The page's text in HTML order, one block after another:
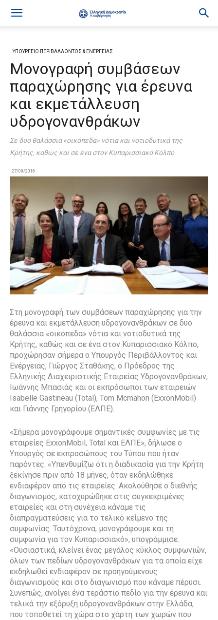
ΥΠΟΥΡΓΕΙΟ ΠΕΡΙΒΑΛΛΟΝΤΟΣ & ΕΝΕΡΓΕΙΑΣ
Μονογραφή συμβάσεων
παραχώρησης για έρευνα
και εκμετάλλευση
υδρογονανθράκων
Σε δυο θαλάσσια «οικόπεδα» νότια και νοτιοδυτικά της
Κρήτης, καθώς και σε ένα στον Κυπαρισσιακό Κόλπο
27/09/2018
Στη μονογραφή των συμβάσεων παραχώρησης για την
έρευνα και εκμετάλλευση υδρογονανθράκων σε δυο
θαλάσσια «οικόπεδα» νότια και νοτιοδυτικά της
Κρήτης, καθώς και σε ένα στον Κυπαρισσιακό Κόλπο,
προχώρησαν σήμερα ο Υπουργός Περιβάλλοντος και
Ενέργειας, Γιώργος Σταθάκης, ο Πρόεδρος της
Ελληνικής Διαχειριστικής Εταιρείας Υδρογονανθράκων,
Ιωάννης Μπασιάς και οι εκπρόσωποι των εταιρειών
Isabelle Gastineau (Total), Tom Mcmahon (ExxonMobil)
και Γιάννης Γρηγορίου (ΕΛΠΕ).
«Σήμερα μονογράφουμε σημαντικές συμφωνίες με τις
εταιρείες ExxonMobil, Total και ΕΛΠΕ», δήλωσε ο
Υπουργός σε εκπροσώπους του Τύπου που ήταν
παρόντες. «Υπενθυμίζω ότι η διαδικασία για την Κρήτη
ξεκίνησε πριν από 18 μήνες, όταν εκδηλώθηκε
ενδιαφέρον από τις εταιρείες. Ακολούθησε ο διεθνής
διαγωνισμός, κατοχυρώθηκε στις συγκεκριμένες
εταιρείες και στη συνέχεια κάναμε τις
διαπραγματεύσεις για το τελικό κείμενο της
συμφωνίας. Ταυτόχρονα, μονογράφουμε και τη
συμφωνία για τον Κυπαρισσιακό», υπογράμμισε.
«Ουσιαστικά, κλείνει ένας μεγάλος κύκλος συμφωνιών,
όλων των πεδίων υδρογονανθράκων για τα οποία είχε
εκδηλωθεί ενδιαφέρον σε προηγούμενους
διαγωνισμούς και στο διαγωνισμό που κάναμε πέρυσι.
Συνεπώς, ανοίγει ένα τεράστιο πεδίο για την έρευνα και
τελικά την εξόρυξη υδρογονανθράκων στην Ελλάδα,
που τοποθετεί τη χώρα στο χάρτη των χωρών που